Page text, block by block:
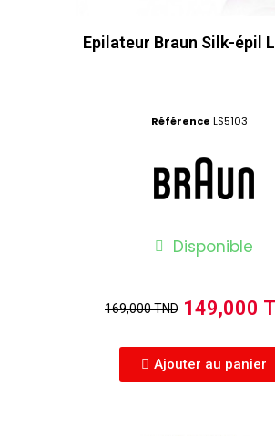
Epilateur Braun Silk-épil
Référence LS5103
Disponible
169,000 TND 149,000
Ajouter au panier